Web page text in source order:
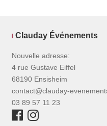
Clauday Événements
Nouvelle adresse:
4 rue Gustave Eiffel
68190 Ensisheim
contact@clauday-
03 89 57 11 23